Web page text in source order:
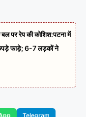
पर रेप की कोशिश:पटना में
फाड़े; 6-7 लड़कों ने
Telegram